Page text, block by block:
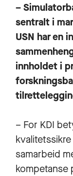
–
sentralt i
USN har en
innholdet i
– For KDI
samarbeid
kompetanse